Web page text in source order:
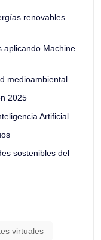
renovables
aplicando Machine
medioambiental
2025
Artificial
sostenibles del
virtuales